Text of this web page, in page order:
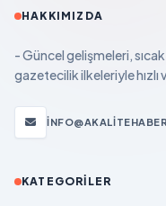
HAKKIMIZDA
- Güncel gelişmeleri,
gazetecilik ilkeleriyle
KATEGORILER